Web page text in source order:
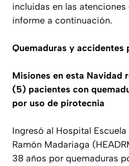
incluidas en las atenciones
informe a continuación.
Quemaduras y accidentes
Misiones en esta Navidad
(5) pacientes con
por uso de pirotecnia
Ingresó al Hospital
Ramón Madariaga
38 años por quemaduras